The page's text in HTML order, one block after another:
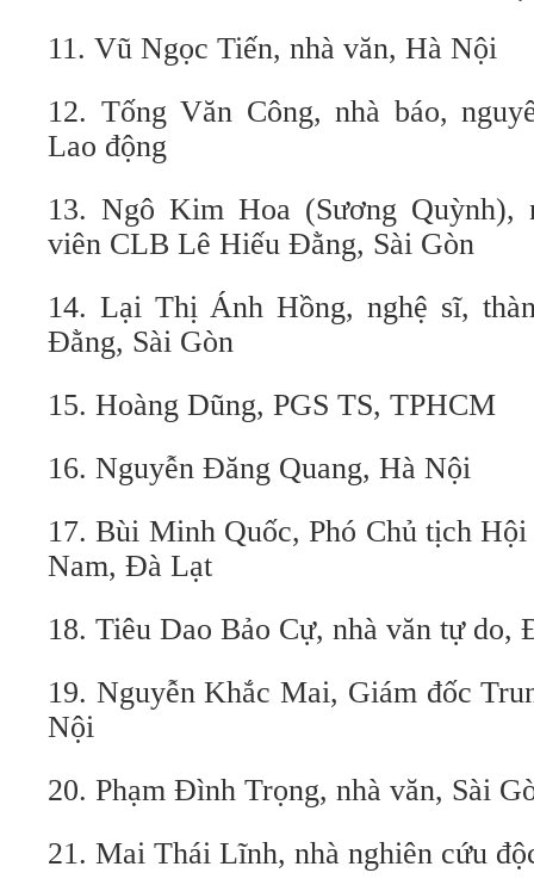
11. Vũ Ngọc Tiến, nhà văn, Hà Nội
12. Tống Văn Công, nhà báo,
Lao động
13. Ngô Kim Hoa (Sương Quỳnh),
viên CLB Lê Hiếu Đằng, Sài Gòn
14. Lại Thị Ánh Hồng, nghệ sĩ,
Đằng, Sài Gòn
15. Hoàng Dũng, PGS TS, TPHCM
16. Nguyễn Đăng Quang, Hà Nội
17. Bùi Minh Quốc, Phó Chủ tịch
Nam, Đà Lạt
18. Tiêu Dao Bảo Cự, nhà văn tự do,
19. Nguyễn Khắc Mai, Giám đốc
Nội
20. Phạm Đình Trọng, nhà văn, Sài
21. Mai Thái Lĩnh, nhà nghiên cứu